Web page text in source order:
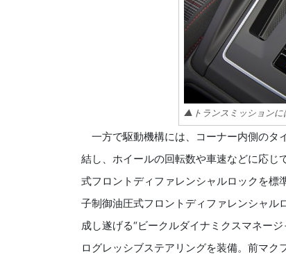
▲トランスミッションに
一方で駆動機構には、コーナー内側のタ
結し、ホイールの回転数や車速などに応
式フロントディファレンシャルロックを標
子制御油圧式フロントディファレンシャル
成し遂げる“ビークルダイナミクスマネー
ログレッシブステアリングを装備。前マ